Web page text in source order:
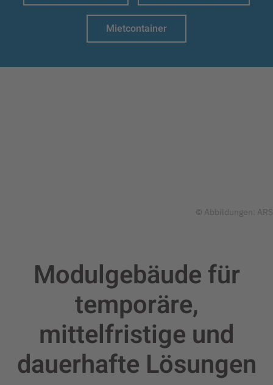
Mietcontainer
© Abbildungen: ARS
Modulgebäude für
temporäre,
mittelfristige und
dauerhafte Lösungen